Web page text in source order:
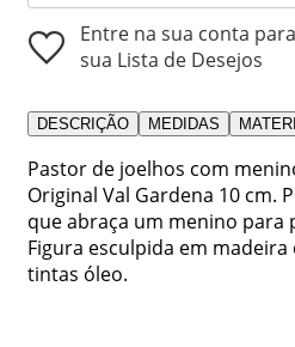
Entre na sua conta
sua Lista de Desejos
DESCRIÇÃO MEDIDAS
Pastor de joelhos com
Original Val Gardena 10 cm.
que abraça um menino para
Figura esculpida em
tintas óleo.